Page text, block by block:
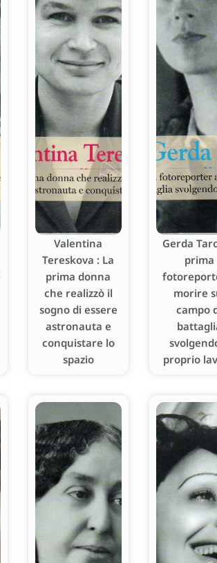
Valentina
Tereskova : La
prima donna
che realizzò il
sogno di essere
astronauta e
conquistare lo
spazio
Gerda
prima
morire
campo
proprio